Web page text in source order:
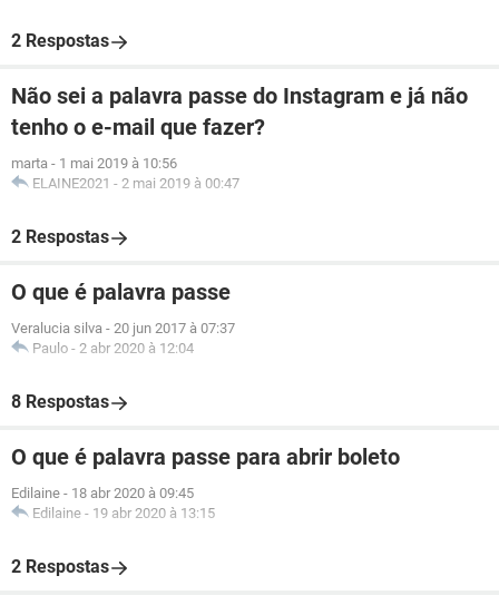
2 Respostas
Não sei a palavra passe do Instagram e já não
tenho o e-mail que fazer?
marta - 1 mai 2019 à 10:56
ELAINE2021 - 2 mai 2019 à 00:47
2 Respostas
O que é palavra passe
Veralucia silva - 20 jun 2017 à 07:37
Paulo - 2 abr 2020 à 12:04
8 Respostas
O que é palavra passe para abrir boleto
Edilaine - 18 abr 2020 à 09:45
Edilaine - 19 abr 2020 à 13:15
2 Respostas